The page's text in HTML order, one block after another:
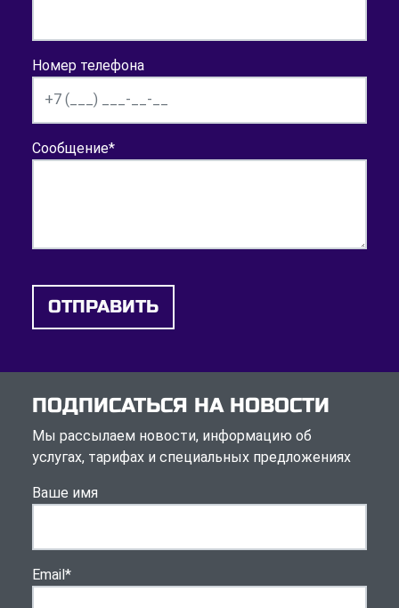
Номер телефона
Сообщение*
ОТПРАВИТЬ
ПОДПИСАТЬСЯ НА НОВОСТИ
Мы рассылаем новости, информацию об
услугах, тарифах и специальных предложениях
Ваше имя
Email *